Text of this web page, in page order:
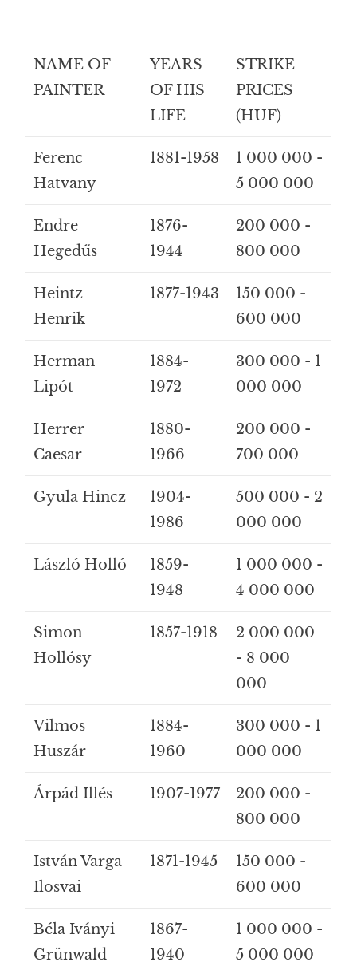
NAME OF
PAINTER
YEARS
OF HIS
LIFE
STRIKE
PRICES
(HUF)
Ferenc
Hatvany
1881-1958
1 000 000 -
5 000 000
Endre
Hegedűs
1876-
1944
200 000 -
800 000
Heintz
Henrik
1877-1943
150 000 -
600 000
Herman
Lipót
1884-
1972
300 000 - 1
000 000
Herrer
Caesar
1880-
1966
200 000 -
700 000
Gyula Hincz
1904-
1986
500 000 - 2
000 000
László Holló
1859-
1948
1 000 000 -
4 000 000
Simon
Hollósy
1857-1918
2 000 000
- 8 000
000
Vilmos
Huszár
1884-
1960
300 000 - 1
000 000
Árpád Illés 1907-1977
200 000 -
800 000
István Varga
Ilosvai
1871-1945
150 000 -
600 000
Béla Iványi
Grünwald
1867-
1940
1 000 000 -
5 000 000